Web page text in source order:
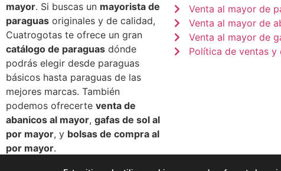
mayor. Si buscas un mayorista de
paraguas originales y de calidad,
Cuatrogotas te ofrece un gran
catálogo de paraguas dónde
podrás elegir desde paraguas
básicos hasta paraguas de las
mejores marcas. También
podemos ofrecerte venta de
abanicos al mayor, gafas de sol al
por mayor, y bolsas de compra al
por mayor.
Venta al mayor de
Venta al mayor de
Venta al mayor de
Política de ventas y